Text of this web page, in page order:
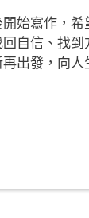
始寫作，希
自信、找到
出發，向人